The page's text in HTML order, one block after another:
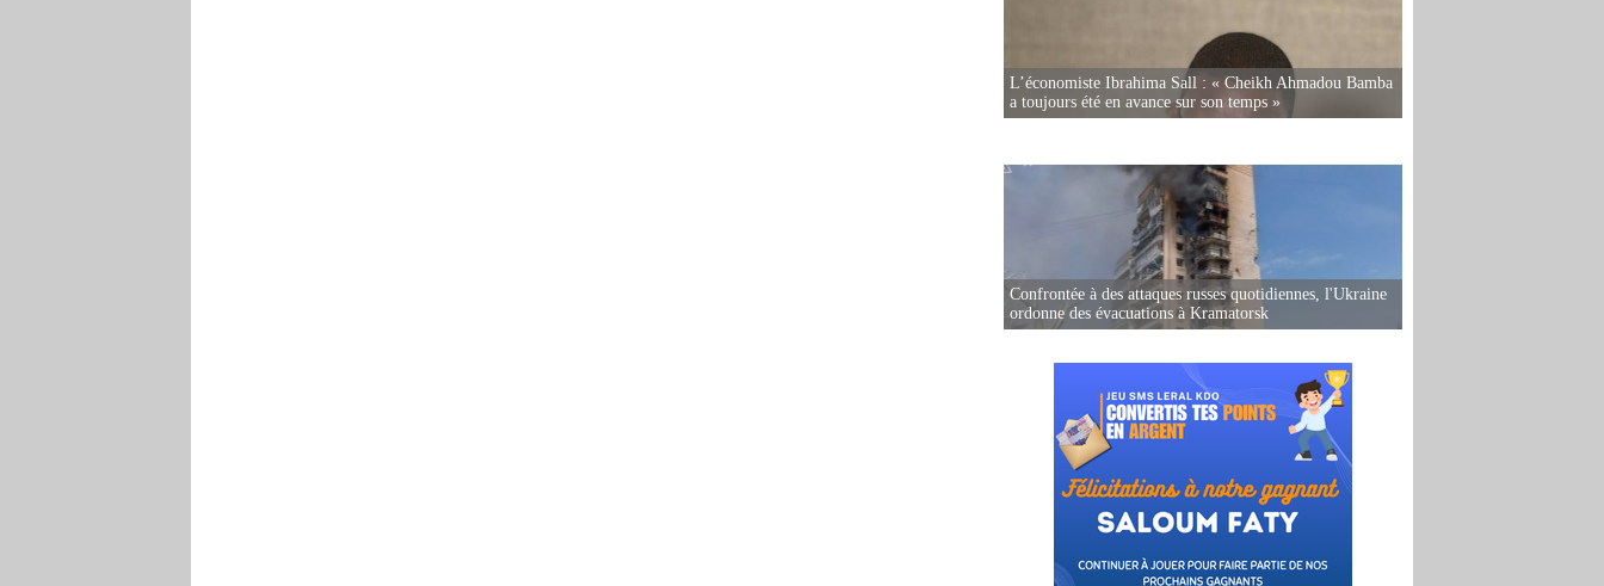
L’économiste Ibrahima Sall : « Cheikh Ahmadou Bamba
a toujours été en avance sur son temps »
Confrontée à des attaques russes quotidiennes, l'Ukraine
ordonne des évacuations à Kramatorsk